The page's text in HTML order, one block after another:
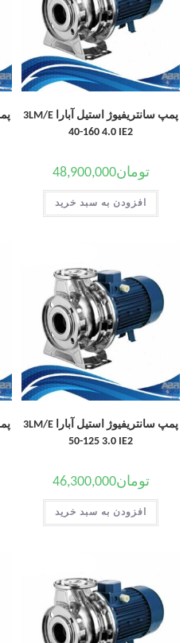
پمپ سانتریفیوژ استیل آبارا 3LM/E
40-160 4.0 IE2
تومان48,900,000
افزودن به سبد خرید
پمپ سانتریفیوژ استیل آبارا 3LM/E
50-125 3.0 IE2
تومان46,300,000
افزودن به سبد خرید